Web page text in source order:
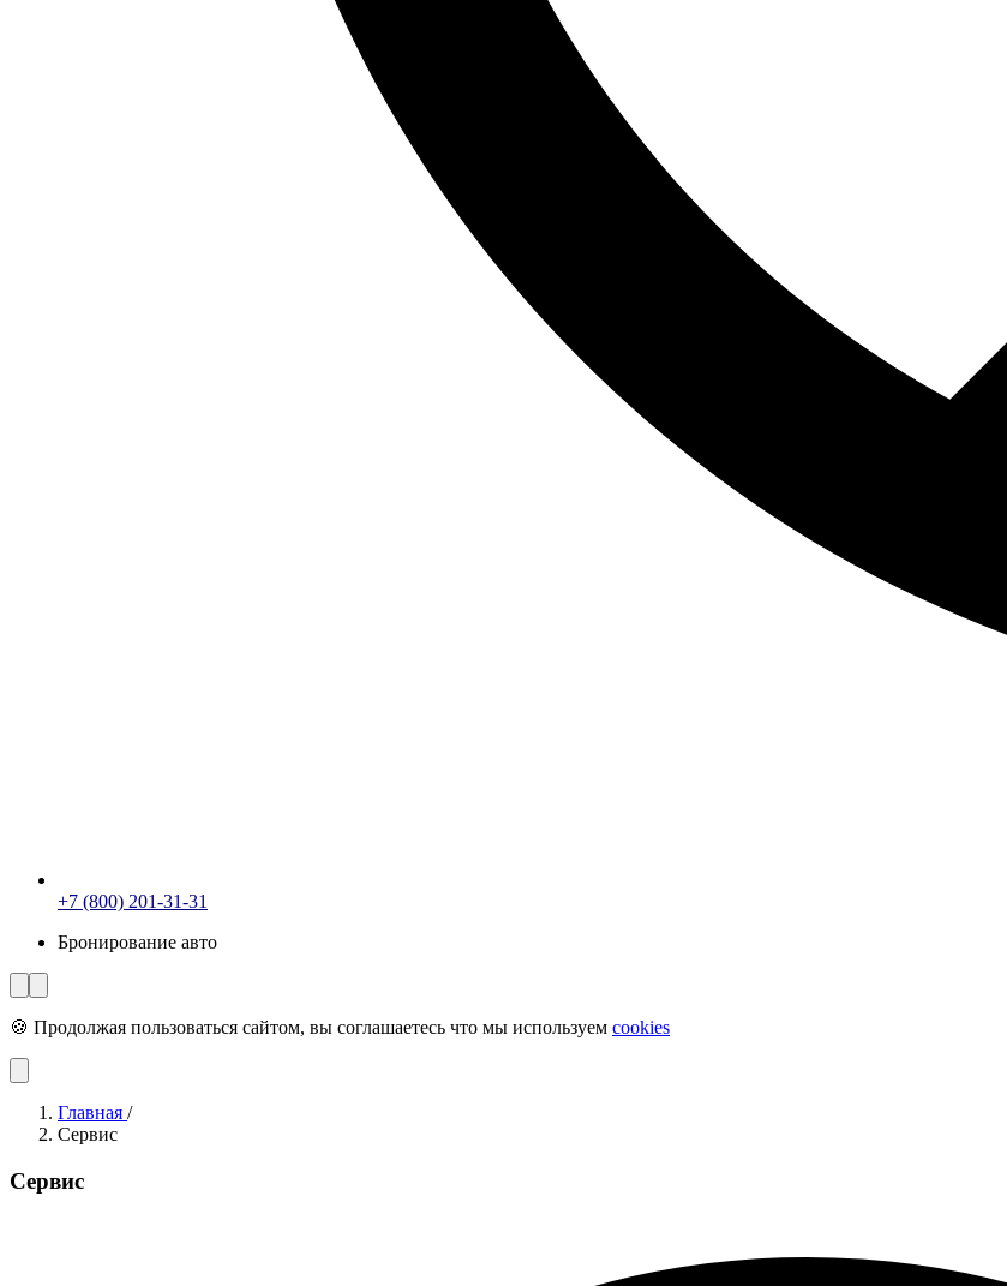
+7 (800) 201-31-31
Бронирование авто
🍪 Продолжая пользоваться сайтом, вы соглашаетесь что мы используем cookies
Главная /
Сервис
Сервис